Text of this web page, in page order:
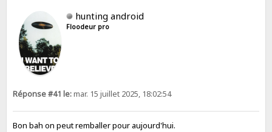
hunting android
Floodeur pro
Réponse #41 le:mar. 15 juillet 2025, 18:02:54
Bon bah on peut remballer pour aujourd'hui.